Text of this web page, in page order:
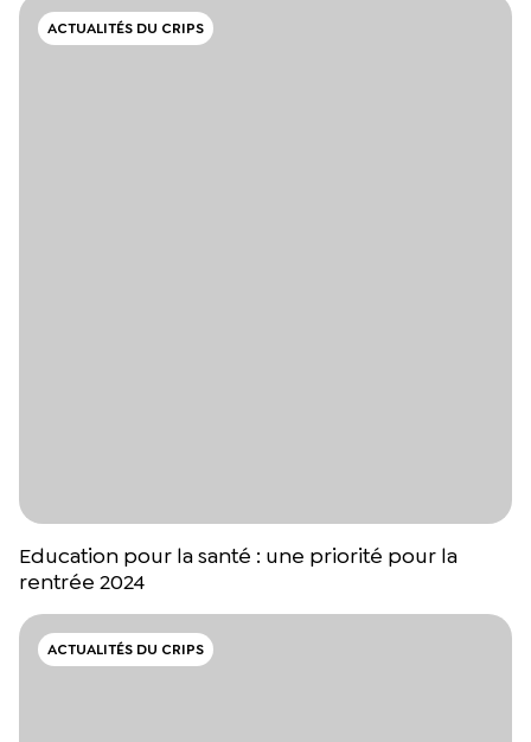
ACTUALITÉS DU CRIPS
Education pour la santé : une priorité pour la
rentrée 2024
ACTUALITÉS DU CRIPS